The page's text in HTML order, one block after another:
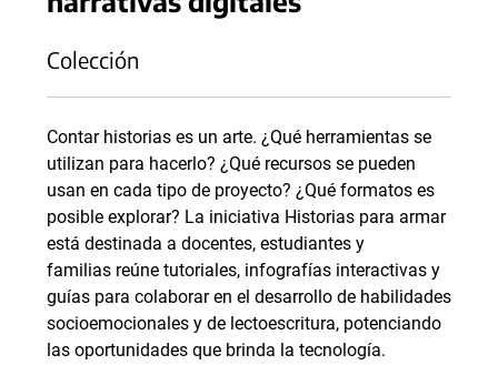
Colección
Contar historias es un arte. ¿Qué herramientas se
utilizan para hacerlo? ¿Qué recursos se pueden
usan en cada tipo de proyecto? ¿Qué formatos es
posible explorar? La iniciativa Historias para armar
está destinada a docentes, estudiantes y
familias reúne tutoriales, infografías interactivas y
guías para colaborar en el desarrollo de habilidades
socioemocionales y de lectoescritura, potenciando
las oportunidades que brinda la tecnología.